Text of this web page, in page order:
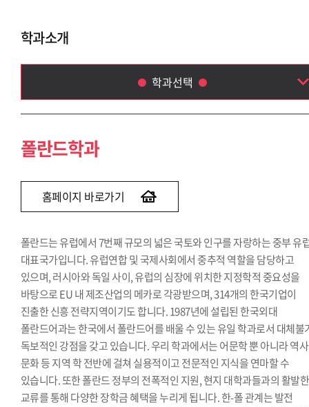
학과소개
학과선택
폴란드학과
세르비아·크로아티아학과
그리스·불가리아학과
아프리카학부
우크라이나학과
한국학과
폴란드학과
홈페이지 바로가기
폴란드는 유럽에서 7번째 규모의 넓은 국토와 인구를 자랑하는 중부 유
대표국가입니다. 유럽연합 및 국제사회에서 중추적 역할을 담당하고
있으며, 러시아와 독일 사이, 유럽의 심장에 위치한 지정학적 중요성을
바탕으로 EU 내 제조산업의 메카로 각광받으며, 314개의 한국기업이
진출한 신흥 전략지역이기도 합니다. 1987년에 설립된 한국외대
폴란드어과는 한국에서 폴란드어를 배울 수 있는 유일 학과로서 대체불
독보적인 강점을 갖고 있습니다. 우리 학과에서는 어문학 뿐 아니라 역
문화 등 지역 학 전반에 걸쳐 실용적이고 전문적인 지식을 연마할 수
있습니다. 또한 폴란드 정부의 전폭적인 지원, 현지 대학과들과의 활발한
교류를 통해 다양한 장학금 혜택을 누리게 됩니다. 한-폴 관계는 발전